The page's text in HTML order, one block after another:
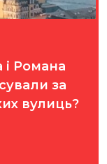
і Романа
за
вулиць?